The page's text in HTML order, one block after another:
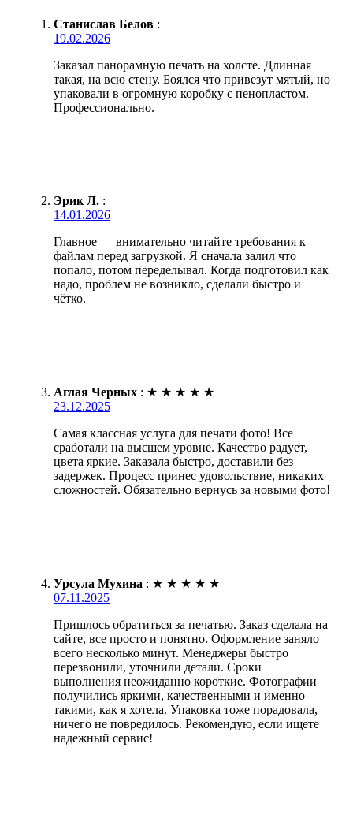
Станислав Белов :
19.02.2026
Заказал панорамную печать на холсте. Длинная
такая, на всю стену. Боялся что привезут мятый, но
упаковали в огромную коробку с пенопластом.
Профессионально.
Эрик Л. :
14.01.2026
Главное — внимательно читайте требования к
файлам перед загрузкой. Я сначала залил что
попало, потом переделывал. Когда подготовил как
надо, проблем не возникло, сделали быстро и
чётко.
Аглая Черных : ★ ★ ★ ★ ★
23.12.2025
Самая классная услуга для печати фото! Все
сработали на высшем уровне. Качество радует,
цвета яркие. Заказала быстро, доставили без
задержек. Процесс принес удовольствие, никаких
сложностей. Обязательно вернусь за новыми фото!
Урсула Мухина : ★ ★ ★ ★ ★
07.11.2025
Пришлось обратиться за печатью. Заказ сделала на
сайте, все просто и понятно. Оформление заняло
всего несколько минут. Менеджеры быстро
перезвонили, уточнили детали. Сроки
выполнения неожиданно короткие. Фотографии
получились яркими, качественными и именно
такими, как я хотела. Упаковка тоже порадовала,
ничего не повредилось. Рекомендую, если ищете
надежный сервис!